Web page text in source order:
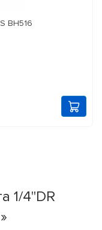
BH516
1/4"DR